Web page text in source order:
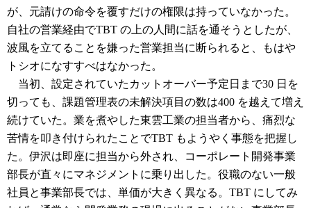
が、元請けの命令を覆すだけの権限は持っていなかった。
自社の営業経由でTBT の上の人間に話を通そうとしたが、
波風を立てることを嫌った営業担当に断られると、もはや
トシオになすすべはなかった。
当初、設定されていたカットオーバー予定日まで30 日を
切っても、課題管理表の未解決項目の数は400 を越えて増え
続けていた。業を煮やした東雲工業の担当者から、痛烈な
苦情を叩き付けられたことでTBT もようやく事態を把握し
た。伊沢は即座に担当から外され、コーポレート開発事業
部長が直々にマネジメントに乗り出した。役職のない一般
社員と事業部長では、単価が大きく異なる。TBT にしてみ